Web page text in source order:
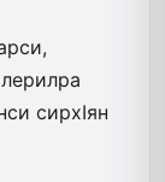
сирхIян